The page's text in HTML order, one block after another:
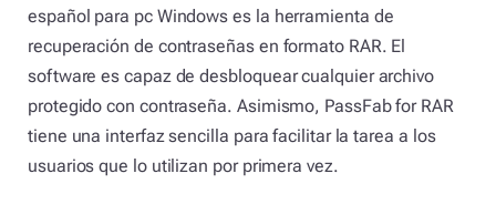
español para pc Windows es la herramienta de
recuperación de contraseñas en formato RAR. El
software es capaz de desbloquear cualquier archivo
protegido con contraseña. Asimismo, PassFab for RAR
tiene una interfaz sencilla para facilitar la tarea a los
usuarios que lo utilizan por primera vez.